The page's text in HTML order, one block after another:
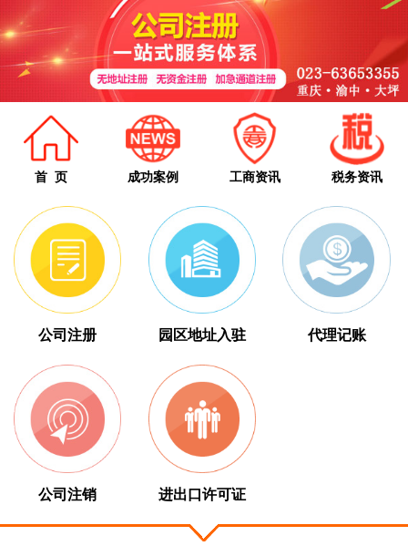
首 页 成功案例 工商资讯 税务资讯
公司注册 园区地址入驻 代理记账
公司注销 进出口许可证